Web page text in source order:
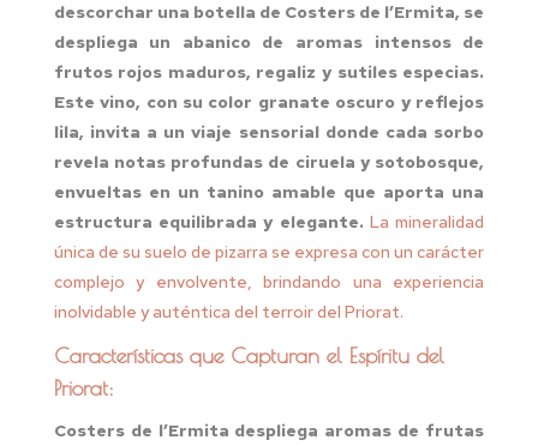
descorchar una botella de Costers de l’Ermita, se
despliega un abanico de aromas intensos de
frutos rojos maduros, regaliz y sutiles especias.
Este vino, con su color granate oscuro y reflejos
lila, invita a un viaje sensorial donde cada sorbo
revela notas profundas de ciruela y sotobosque,
envueltas en un tanino amable que aporta una
estructura equilibrada y elegante. La mineralidad
única de su suelo de pizarra se expresa con un carácter
complejo y envolvente, brindando una experiencia
inolvidable y auténtica del terroir del Priorat.
Características que Capturan el Espíritu del
Priorat:
Costers de l’Ermita despliega aromas de frutas